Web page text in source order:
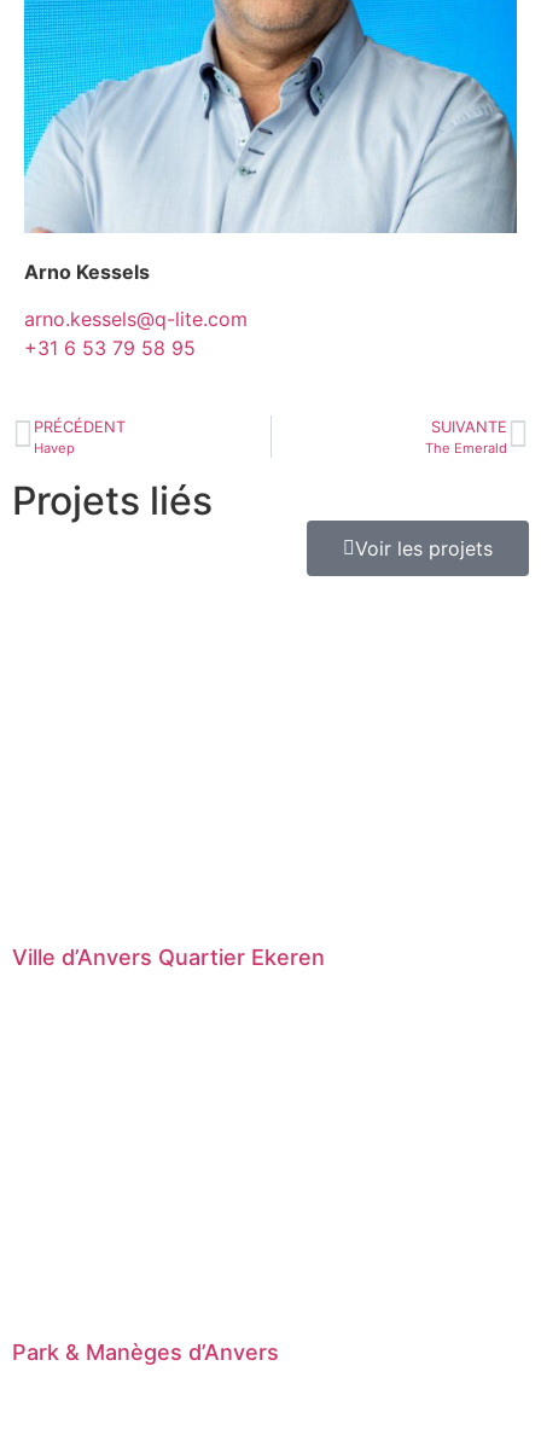
Arno Kessels
arno.kessels@q-lite.com
+31 6 53 79 58 95
PRÉCÉDENT
Havep
SUIVANTE
The Emerald
Projets liés
Voir les projets
Ville d’Anvers Quartier Ekeren
Park & ​​​​Manèges d’Anvers